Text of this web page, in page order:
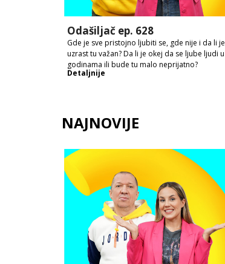
Odašiljač ep. 628
Gde je sve pristojno ljubiti se, gde nije i da li je
uzrast tu važan? Da li je okej da se ljube ljudi u
godinama ili bude tu malo neprijatno?
Detaljnije
NAJNOVIJE